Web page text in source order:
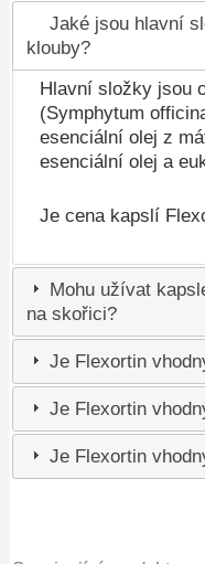
Jaké jsou hlavní
klouby?
Hlavní složky jsou
(Symphytum
esenciální olej z
esenciální olej a
Je cena kapslí
Mohu užívat
na skořici?
Je Flexortin
Je Flexortin
Je Flexortin